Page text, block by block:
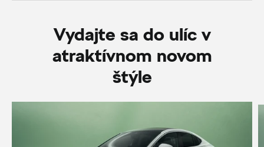
Vydajte sa do ulíc v
atraktívnom novom
štýle